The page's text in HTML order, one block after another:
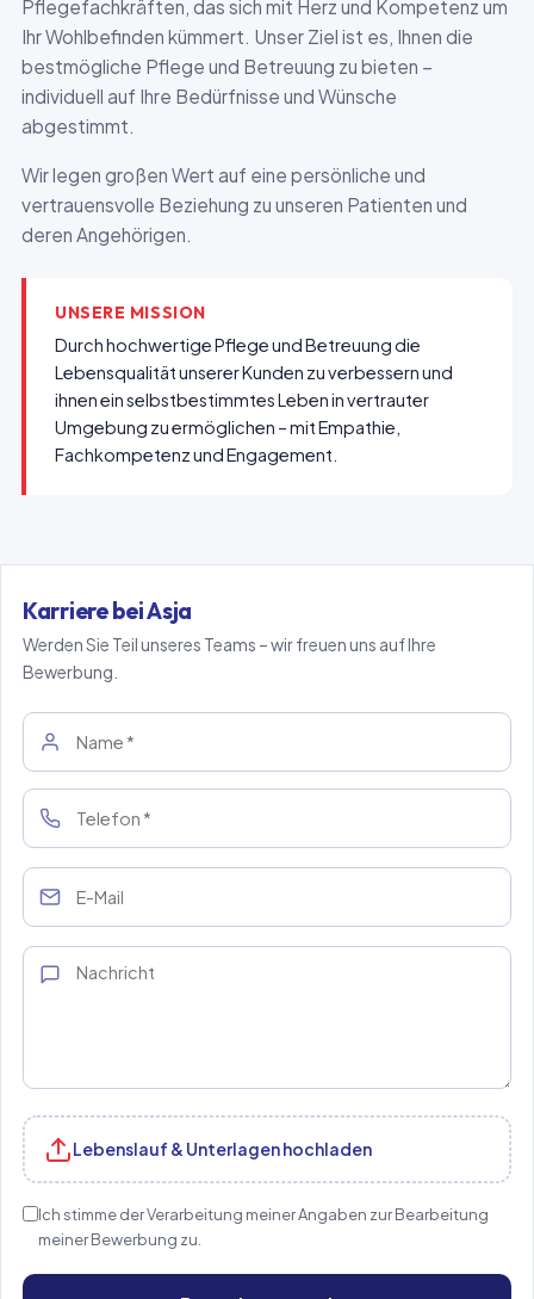
Pflegefachkräften, das sich mit Herz und Kompetenz um
Ihr Wohlbefinden kümmert. Unser Ziel ist es, Ihnen die
bestmögliche Pflege und Betreuung zu bieten –
individuell auf Ihre Bedürfnisse und Wünsche
abgestimmt.
Wir legen großen Wert auf eine persönliche und
vertrauensvolle Beziehung zu unseren Patienten und
deren Angehörigen.
UNSERE MISSION
Durch hochwertige Pflege und Betreuung die
Lebensqualität unserer Kunden zu verbessern und
ihnen ein selbstbestimmtes Leben in vertrauter
Umgebung zu ermöglichen – mit Empathie,
Fachkompetenz und Engagement.
Karriere bei Asja
Werden Sie Teil unseres Teams – wir freuen uns auf Ihre
Bewerbung.
Lebenslauf & Unterlagen hochladen
Ich stimme der Verarbeitung meiner Angaben zur Bearbeitung
meiner Bewerbung zu.